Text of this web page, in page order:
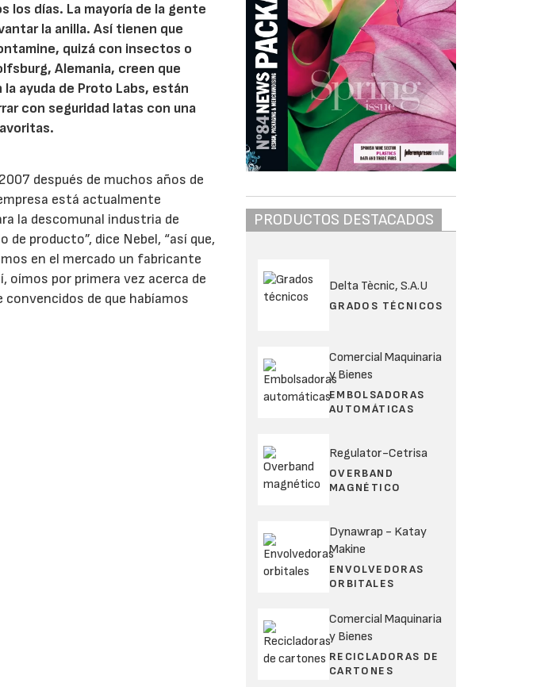
días. La mayoría de la gente
la anilla. Así tienen que
quizá con insectos o
Alemania, creen que
ayuda de Proto Labs, están
con seguridad latas con una
después de muchos años de
está actualmente
la descomunal industria de
producto”, dice Nebel, “así que,
en el mercado un fabricante
oímos por primera vez acerca de
de que habíamos
PRODUCTOS DESTACADOS
Delta Tècnic, S.A.U
GRADOS TÉCNICOS
Comercial Maquinaria
y Bienes
EMBOLSADORAS
AUTOMÁTICAS
Regulator-Cetrisa
OVERBAND
MAGNÉTICO
Dynawrap - Katay
Makine
ENVOLVEDORAS
ORBITALES
Comercial Maquinaria
y Bienes
RECICLADORAS DE
CARTONES